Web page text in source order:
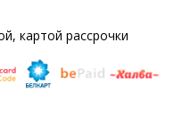
картой рассрочки